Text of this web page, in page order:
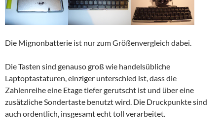
Die Mignonbatterie ist nur zum Größenvergleich dabei.
Die Tasten sind genauso groß wie handelsübliche
Laptoptastaturen, einziger unterschied ist, dass die
Zahlenreihe eine Etage tiefer gerutscht ist und über eine
zusätzliche Sondertaste benutzt wird. Die Druckpunkte sind
auch ordentlich, insgesamt echt toll verarbeitet.